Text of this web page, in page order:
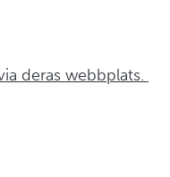
deras webbplats.